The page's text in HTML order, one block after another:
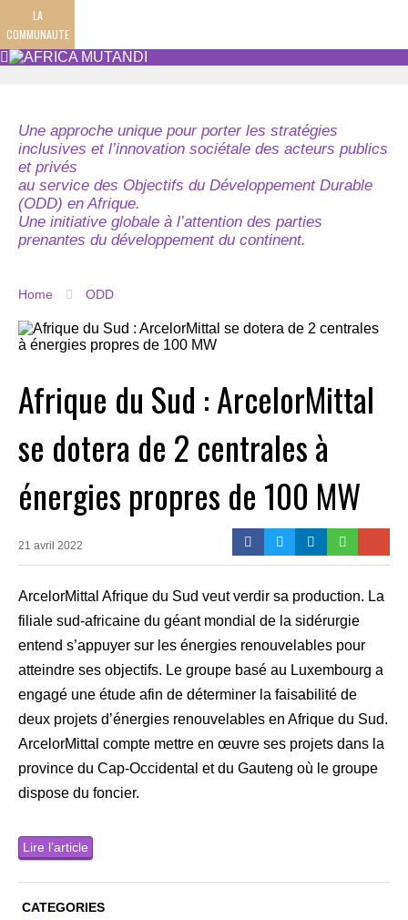
LA
COMMUNAUTE
Une approche unique pour porter les stratégies
inclusives et l’innovation sociétale des acteurs publics
et privés
au service des Objectifs du Développement Durable
(ODD) en Afrique.
Une initiative globale à l’attention des parties
prenantes du développement du continent.
Home ODD
Afrique du Sud : ArcelorMittal
se dotera de 2 centrales à
énergies propres de 100 MW
21 avril 2022
ArcelorMittal Afrique du Sud veut verdir sa production. La
filiale sud-africaine du géant mondial de la sidérurgie
entend s’appuyer sur les énergies renouvelables pour
atteindre ses objectifs. Le groupe basé au Luxembourg a
engagé une étude afin de déterminer la faisabilité de
deux projets d’énergies renouvelables en Afrique du Sud.
ArcelorMittal compte mettre en œuvre ses projets dans la
province du Cap-Occidental et du Gauteng où le groupe
dispose du foncier.
Lire l’article
CATEGORIES